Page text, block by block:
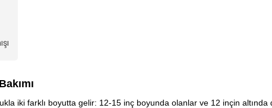
iki farklı boyutta gelir: 12-15 inç boyunda olanlar ve 12 inçin